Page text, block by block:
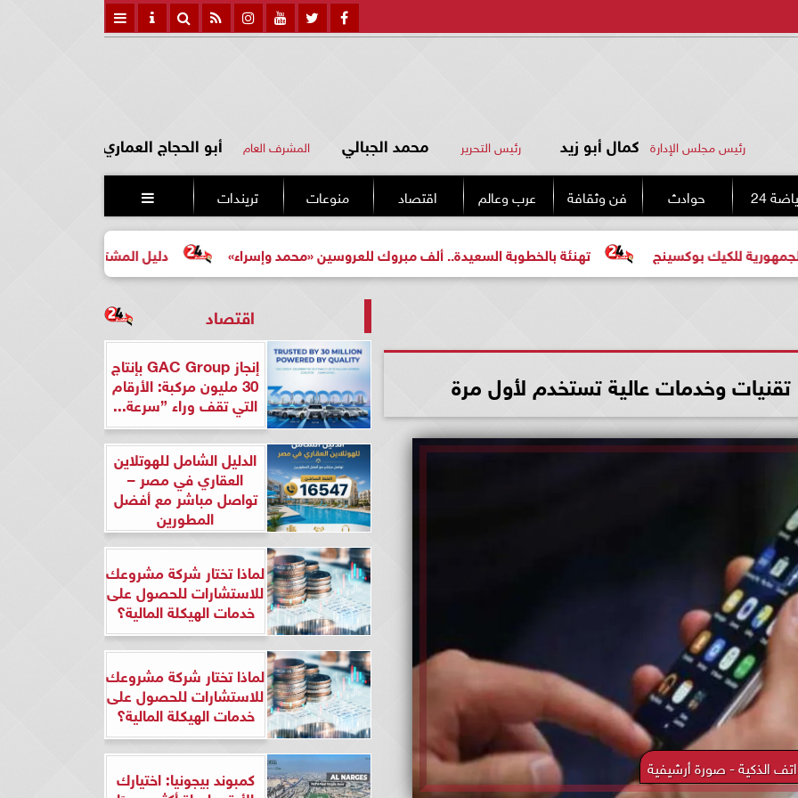
رئيس مجلس الإدارة كمال أبو زيد رئيس التحرير محمد الجبالي المشرف العام أبو الحجاج العماري
24 حوادث فن وثقافة عرب وعالم اقتصاد منوعات تريندات 
دليل المشتري لأول مرة لاختيار تهنئة بالخطوبة السعيدة.. ألف مبروك للعروسين «محمد وإسراء» بوكسينج
الذكية - صورة أرشيفية
اقتصاد
إنجاز GAC Group بإنتاج
30 مليون مركبة: الأرقام
التي تقف وراء ”سرعة...
الدليل الشامل للهوتلاين
العقاري في مصر –
تواصل مباشر مع أفضل
المطورين
لماذا تختار شركة مشروعك
للاستشارات للحصول على
خدمات الهيكلة المالية؟
لماذا تختار شركة مشروعك
للاستشارات للحصول على
خدمات الهيكلة المالية؟
كمبوند بيجونيا: اختيارك